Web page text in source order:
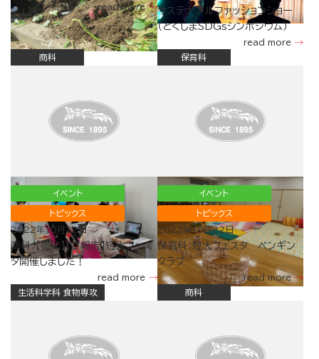
read more
サステナブルファッションショー
（とくしまSDGsシンポジウム）
read more
商科
イベント
トピックス
2022年10月22日
商科：【御礼】【ご報告】短大フェス
タ開催しました！
read more
保育科
イベント
トピックス
2022年10月22日
保育科：短大フェスタ ペンギン
クラブ
read more
生活科学科 食物専攻
商科